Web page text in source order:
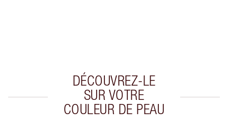
DÉCOUVREZ-LE
SUR VOTRE
COULEUR DE PEAU